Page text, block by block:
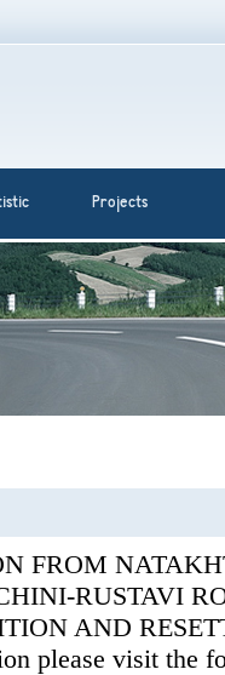
Projects
FROM
RUSTAVI
AND
please visit the